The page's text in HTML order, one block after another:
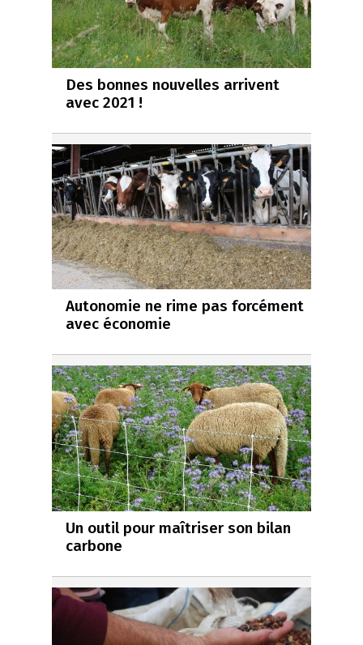
Des bonnes nouvelles arrivent
avec 2021 !
Autonomie ne rime pas forcément
avec économie
Un outil pour maîtriser son bilan
carbone